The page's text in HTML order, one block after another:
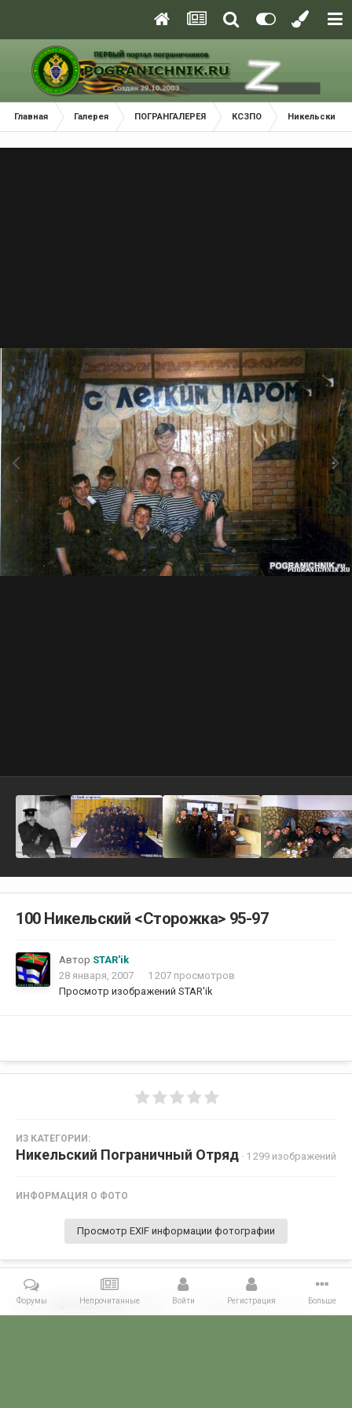
Главная Галерея ПОГРАНГАЛЕРЕЯ КСЗПО Никельский
100 Никельский <Сторожка> 95-97
Автор STAR'ik
28 января, 2007
1 207 просмотров
Просмотр изображений STAR'ik
ИЗ КАТЕГОРИИ:
Никельский Пограничный Отряд · 1 299 изображений
ИНФОРМАЦИЯ О ФОТО
Просмотр EXIF информации фотографии
Поделиться Подписчики 0
Форумы Непрочитанные Войти Регистрация Больше